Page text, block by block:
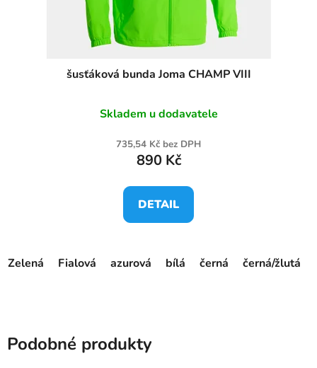
šusťáková bunda Joma CHAMP VIII
Skladem u dodavatele
735,54 Kč bez DPH
890 Kč
DETAIL
Zelená Fialová azurová bílá černá černá/žlutá
Podobné produkty